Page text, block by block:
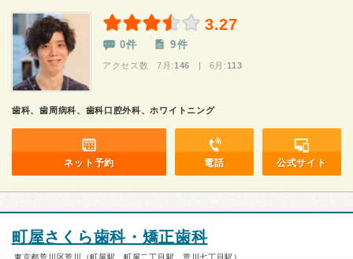
3.27
0件 9件
アクセス数 7月: 146 | 6月: 113
歯科、歯周病科、歯科口腔外科、ホワイトニング
ネット予約 電話 公式サイト
町屋さくら歯科・矯正歯科
東京都荒川区荒川（町屋駅、町屋二丁目駅、荒川七丁目駅）